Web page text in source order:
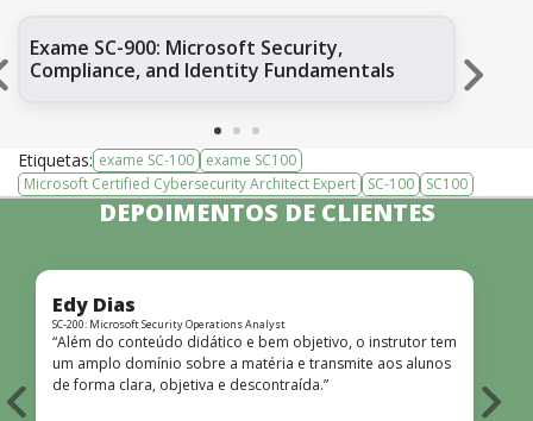
Exame SC-900: Microsoft Security,
Compliance, and Identity Fundamentals
Etiquetas: exame SC-100
exame SC100
Microsoft Certified Cybersecurity Architect Expert
SC-100 SC100
DEPOIMENTOS DE CLIENTES
Edy Dias
SC-200: Microsoft Security Operations Analyst
“Além do conteúdo didático e bem objetivo, o instrutor tem
um amplo domínio sobre a matéria e transmite aos alunos
de forma clara, objetiva e descontraída.”